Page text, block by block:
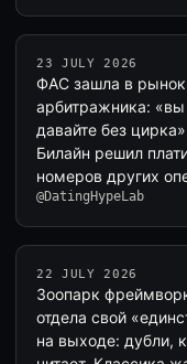
23 JULY 2026
ФАС зашла в
арбитражника:
давайте без
Билайн решил
номеров других
@DatingHypeLab
22 JULY 2026
Зоопарк
отдела свой
на выходе: дубли,